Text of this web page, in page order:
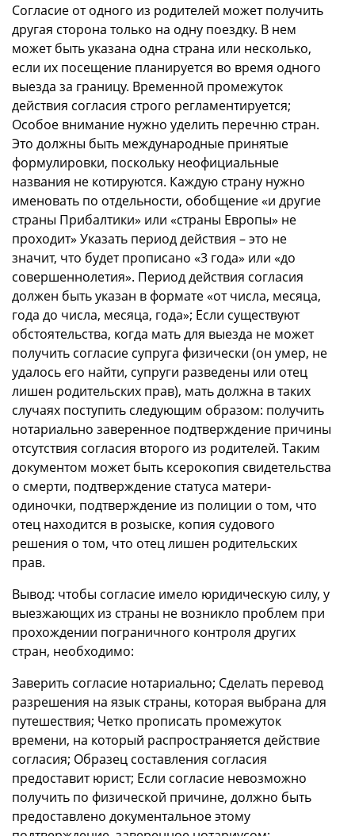
Согласие от одного из родителей может получить
другая сторона только на одну поездку. В нем
может быть указана одна страна или несколько,
если их посещение планируется во время одного
выезда за границу. Временной промежуток
действия согласия строго регламентируется;
Особое внимание нужно уделить перечню стран.
Это должны быть международные принятые
формулировки, поскольку неофициальные
названия не котируются. Каждую страну нужно
именовать по отдельности, обобщение «и другие
страны Прибалтики» или «страны Европы» не
проходит» Указать период действия – это не
значит, что будет прописано «3 года» или «до
совершеннолетия». Период действия согласия
должен быть указан в формате «от числа, месяца,
года до числа, месяца, года»; Если существуют
обстоятельства, когда мать для выезда не может
получить согласие супруга физически (он умер, не
удалось его найти, супруги разведены или отец
лишен родительских прав), мать должна в таких
случаях поступить следующим образом: получить
нотариально заверенное подтверждение причины
отсутствия согласия второго из родителей. Таким
документом может быть ксерокопия свидетельства
о смерти, подтверждение статуса матери-
одиночки, подтверждение из полиции о том, что
отец находится в розыске, копия судового
решения о том, что отец лишен родительских
прав.
Вывод: чтобы согласие имело юридическую силу, у
выезжающих из страны не возникло проблем при
прохождении пограничного контроля других
стран, необходимо:
Заверить согласие нотариально; Сделать перевод
разрешения на язык страны, которая выбрана для
путешествия; Четко прописать промежуток
времени, на который распространяется действие
согласия; Образец составления согласия
предоставит юрист; Если согласие невозможно
получить по физической причине, должно быть
предоставлено документальное этому